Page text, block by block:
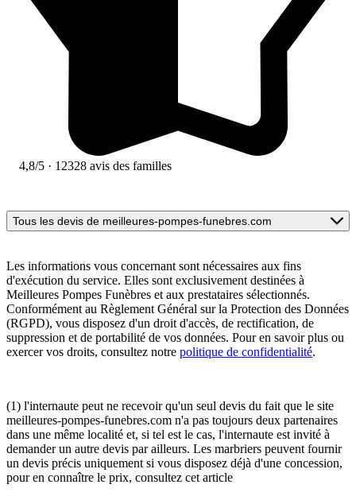
4,8/5 · 12328 avis des familles
Tous les devis de meilleures-pompes-funebres.com
Les informations vous concernant sont nécessaires aux fins
d'exécution du service. Elles sont exclusivement destinées à
Meilleures Pompes Funèbres et aux prestataires sélectionnés.
Conformément au Règlement Général sur la Protection des Données
(RGPD), vous disposez d'un droit d'accès, de rectification, de
suppression et de portabilité de vos données. Pour en savoir plus ou
exercer vos droits, consultez notre politique de confidentialité.
(1) l'internaute peut ne recevoir qu'un seul devis du fait que le site
meilleures-pompes-funebres.com n'a pas toujours deux partenaires
dans une même localité et, si tel est le cas, l'internaute est invité à
demander un autre devis par ailleurs. Les marbriers peuvent fournir
un devis précis uniquement si vous disposez déjà d'une concession,
pour en connaître le prix, consultez cet article